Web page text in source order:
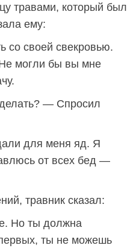
травами, который был
ему:
со своей свекровью.
могли бы вы мне
— Спросил
для меня яд. Я
от всех бед —
травник сказал:
Но ты должна
ты не можешь